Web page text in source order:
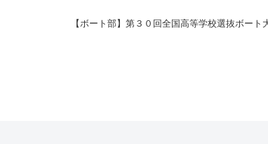
【ボート部】第３０回全国高等学校選抜ボー